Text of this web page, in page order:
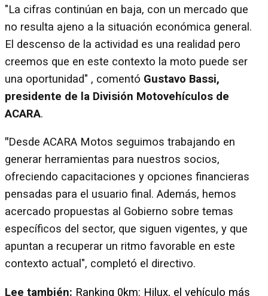
"La cifras continúan en baja, con un mercado que
no resulta ajeno a la situación económica general.
El descenso de la actividad es una realidad pero
creemos que en este contexto la moto puede ser
una oportunidad" , comentó Gustavo Bassi,
presidente de la División Motovehículos de
ACARA.
"Desde ACARA Motos seguimos trabajando en
generar herramientas para nuestros socios,
ofreciendo capacitaciones y opciones financieras
pensadas para el usuario final. Además, hemos
acercado propuestas al Gobierno sobre temas
específicos del sector, que siguen vigentes, y que
apuntan a recuperar un ritmo favorable en este
contexto actual", completó el directivo.
Lee también: Ranking 0km: Hilux, el vehículo más